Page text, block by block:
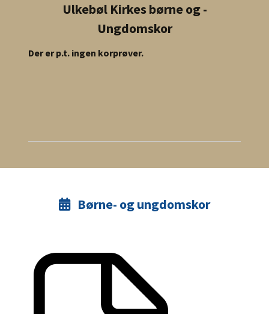
Ulkebøl Kirkes børne og -
Ungdomskor
Der er p.t. ingen korprøver.
Børne- og ungdomskor